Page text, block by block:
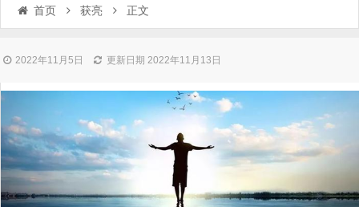
首页 获亮 正文
2022年11月5日 更新日期 2022年11月13日